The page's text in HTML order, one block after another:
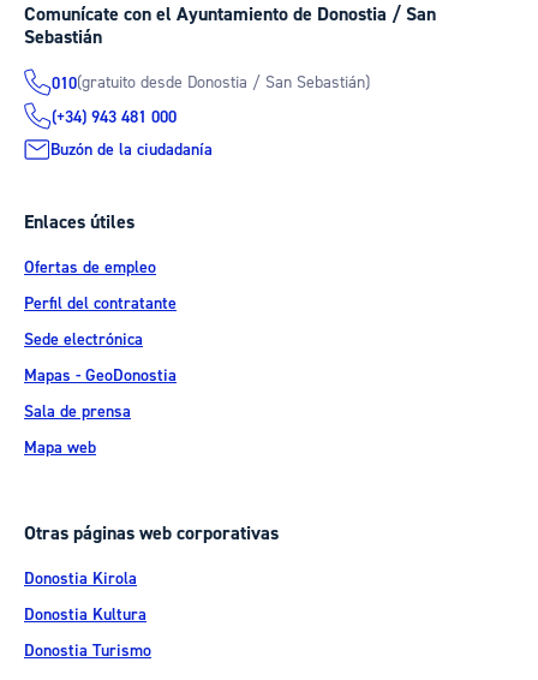
Comunícate con el Ayuntamiento de Donostia / San
Sebastián
010(gratuito desde Donostia / San Sebastián)
(+34) 943 481 000
Buzón de la ciudadanía
Enlaces útiles
Ofertas de empleo
Perfil del contratante
Sede electrónica
Mapas - GeoDonostia
Sala de prensa
Mapa web
Otras páginas web corporativas
Donostia Kirola
Donostia Kultura
Donostia Turismo